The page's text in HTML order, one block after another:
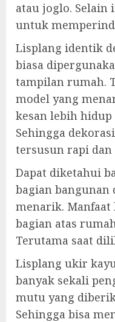
atau joglo. Selain
untuk
Lisplang identik
biasa
tampilan rumah.
model yang
kesan lebih
Sehingga
tersusun rapi dan
Dapat diketahui
bagian bangunan
menarik.
bagian atas
Terutama saat
Lisplang ukir
banyak sekali
mutu yang
Sehingga bisa